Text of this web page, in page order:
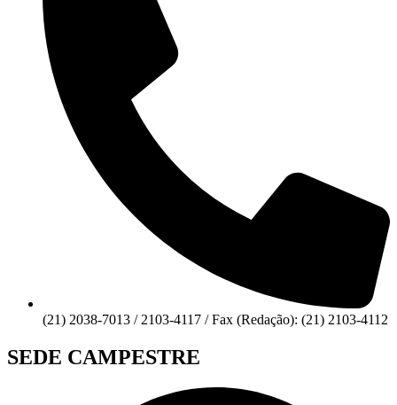
(21) 2038-7013 / 2103-4117 / Fax (Redação): (21) 2103-4112
SEDE CAMPESTRE